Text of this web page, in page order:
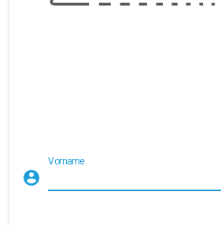
Vorname